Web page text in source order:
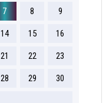
7 8 9
14 15 16
21 22 23
28 29 30